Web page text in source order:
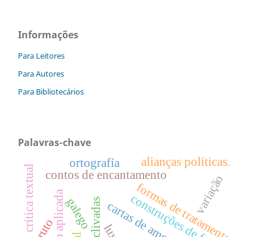
Informações
Para Leitores
Para Autores
Para Bibliotecários
Palavras-chave
construções de foco
galego formas de tratamento
variação
cartas de amor
contos de encantamento
alianças políticas.
crítica textual
ortografía